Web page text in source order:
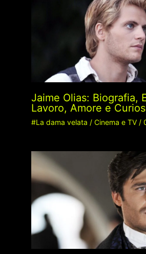
Jaime Olias: Biografia,
Lavoro, Amore e
#La dama velata / Cinema e TV/